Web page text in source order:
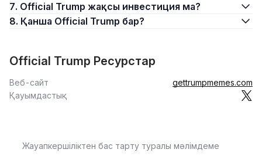
7. Official Trump жақсы инвестиция ма?
8. Қанша Official Trump бар?
Official Trump Ресурстар
Веб-сайт
gettrumpmemes.com
Қауымдастық
Жауапкершіліктен бас тарту туралы мәлімдеме